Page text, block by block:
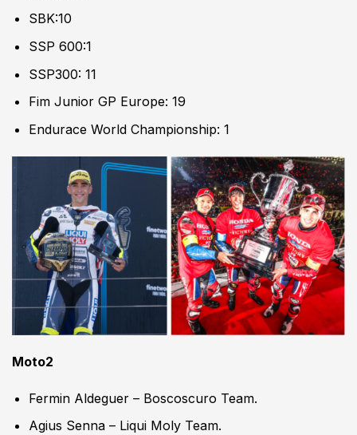
SBK:10
SSP 600:1
SSP300: 11
Fim Junior GP Europe: 19
Endurace World Championship: 1
Moto2
Fermin Aldeguer – Boscoscuro Team.
Agius Senna – Liqui Moly Team.